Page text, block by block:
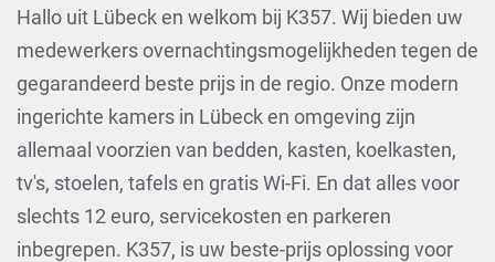
Hallo uit Lübeck en welkom bij K357. Wij bieden uw
medewerkers overnachtingsmogelijkheden tegen de
gegarandeerd beste prijs in de regio. Onze modern
ingerichte kamers in Lübeck en omgeving zijn
allemaal voorzien van bedden, kasten, koelkasten,
tv's, stoelen, tafels en gratis Wi-Fi. En dat alles voor
slechts 12 euro, servicekosten en parkeren
inbegrepen. K357, is uw beste-prijs oplossing voor